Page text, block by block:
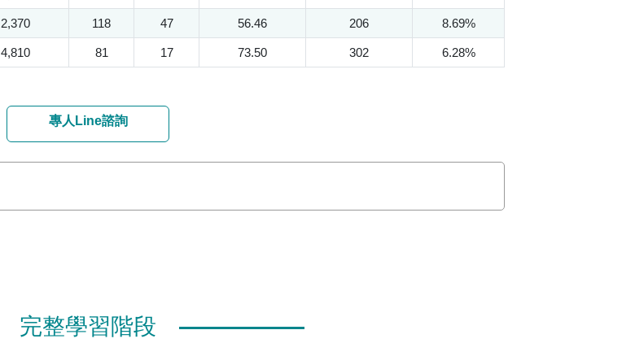
2,370 118 47 56.46 206 8.69%
4,810 81 17 73.50 302 6.28%
專人Line諮詢
完整學習階段